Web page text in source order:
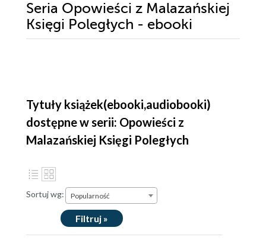
Seria Opowieści z Malazańskiej
Księgi Poległych - ebooki
Tytuły książek(ebooki,audiobooki)
dostępne w serii: Opowieści z
Malazańskiej Księgi Poległych
Sortuj wg: Popularność
Filtruj »